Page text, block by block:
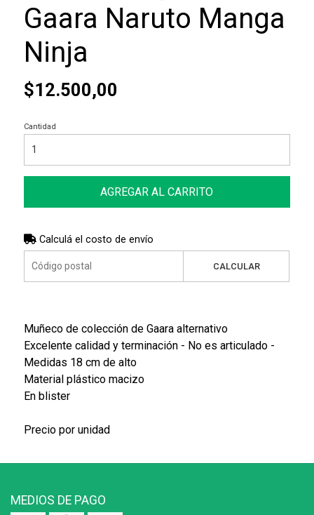
Gaara Naruto Manga
Ninja
$12.500,00
Cantidad
AGREGAR AL CARRITO
Calculá el costo de envío
CALCULAR
Muñeco de colección de Gaara alternativo
Excelente calidad y terminación - No es articulado -
Medidas 18 cm de alto
Material plástico macizo
En blister
Precio por unidad
MEDIOS DE PAGO